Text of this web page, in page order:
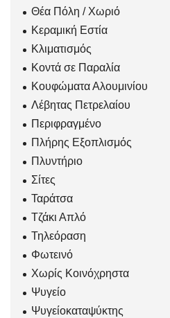
Θέα Πόλη / Χωριό
Κεραμική Εστία
Κλιματισμός
Κοντά σε Παραλία
Κουφώματα Αλουμινίου
Λέβητας Πετρελαίου
Περιφραγμένο
Πλήρης Εξοπλισμός
Πλυντήριο
Σίτες
Ταράτσα
Τζάκι Απλό
Τηλεόραση
Φωτεινό
Χωρίς Κοινόχρηστα
Ψυγείο
Ψυγείοκαταψύκτης